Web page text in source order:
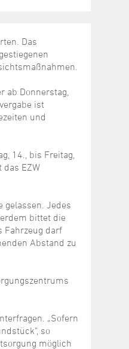
Das
ab Donnerstag,
ist
und
14., bis Freitag,
EZW
gelassen. Jedes
bittet die
Fahrzeug darf
Abstand zu
„Sofern
so
möglich